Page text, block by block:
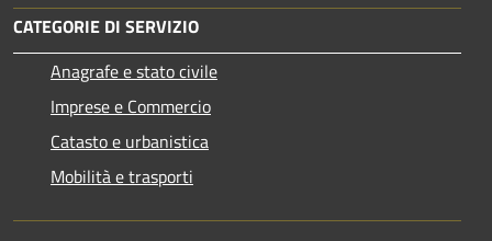
CATEGORIE DI SERVIZIO
Anagrafe e stato civile
Imprese e Commercio
Catasto e urbanistica
Mobilità e trasporti